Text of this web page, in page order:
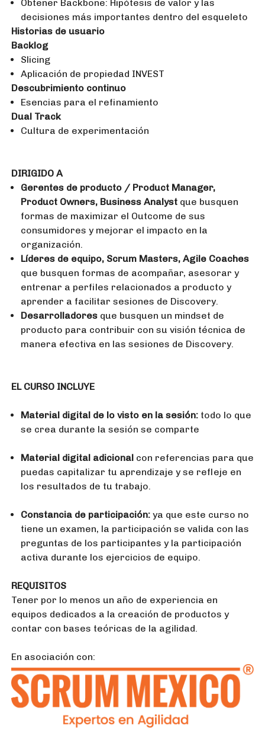
Obtener Backbone: Hipótesis de valor y las
decisiones más importantes dentro del esqueleto
Historias de usuario
Backlog
Slicing
Aplicación de propiedad INVEST
Descubrimiento continuo
Esencias para el refinamiento
Dual Track
Cultura de experimentación
DIRIGIDO A
Gerentes de producto / Product Manager,
Product Owners, Business Analyst que busquen
formas de maximizar el Outcome de sus
consumidores y mejorar el impacto en la
organización.
Líderes de equipo, Scrum Masters, Agile Coaches
que busquen formas de acompañar, asesorar y
entrenar a perfiles relacionados a producto y
aprender a facilitar sesiones de Discovery.
Desarrolladores que busquen un mindset de
producto para contribuir con su visión técnica de
manera efectiva en las sesiones de Discovery.
EL CURSO INCLUYE
Material digital de lo visto en la sesión: todo lo que
se crea durante la sesión se comparte
Material digital adicional con referencias para que
puedas capitalizar tu aprendizaje y se refleje en
los resultados de tu trabajo.
Constancia de participación: ya que este curso no
tiene un examen, la participación se valida con las
preguntas de los participantes y la participación
activa durante los ejercicios de equipo.
REQUISITOS
Tener por lo menos un año de experiencia en
equipos dedicados a la creación de productos y
contar con bases teóricas de la agilidad.
En asociación con: